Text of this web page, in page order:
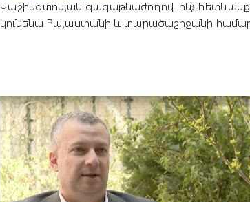
Վաշինգտոնյան գագաթնաժողով. ինչ
կունենա Հայաստանի և տարածաշրջանի